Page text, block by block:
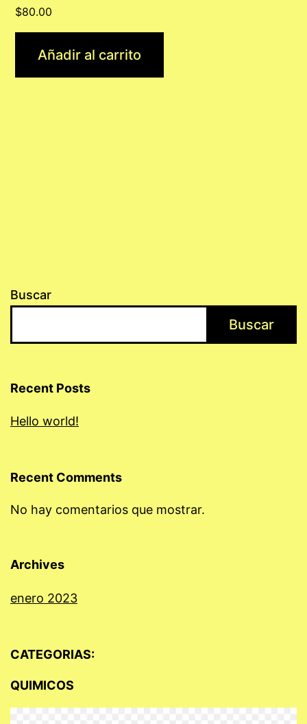
$80.00
Añadir al carrito
Buscar
Buscar
Recent Posts
Hello world!
Recent Comments
No hay comentarios que mostrar.
Archives
enero 2023
CATEGORIAS:
QUIMICOS